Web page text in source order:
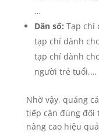
…
Dân số: Tạp chí
tạp chí dành
tạp chí dành
người trẻ tuổi,…
Nhờ vậy, quảng
tiếp cận đúng đối
nâng cao hiệu